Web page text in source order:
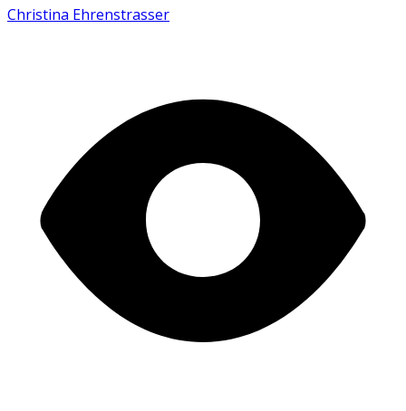
Christina Ehrenstrasser